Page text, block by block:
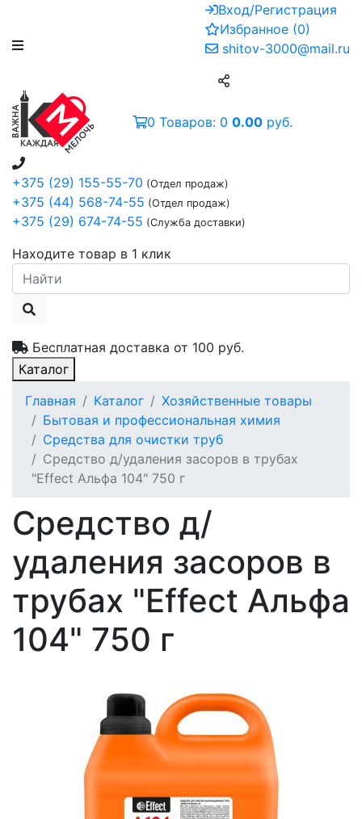
Вход/Регистрация
Избранное (0)
shitov-3000@mail.ru
+375 (29) 155-55-70 (Отдел продаж)
+375 (44) 568-74-55 (Отдел продаж)
+375 (29) 674-74-55 (Служба доставки)
Находите товар в 1 клик
Бесплатная доставка от 100 руб.
0 Товаров: 0 0.00 руб.
Каталог
Главная
Каталог
Хозяйственные товары
Бытовая и профессиональная химия
Средства для очистки труб
Средство д/удаления засоров в трубах
"Effect Альфа 104" 750 г
Средство д/
удаления засоров в
трубах "Effect Альфа
104" 750 г